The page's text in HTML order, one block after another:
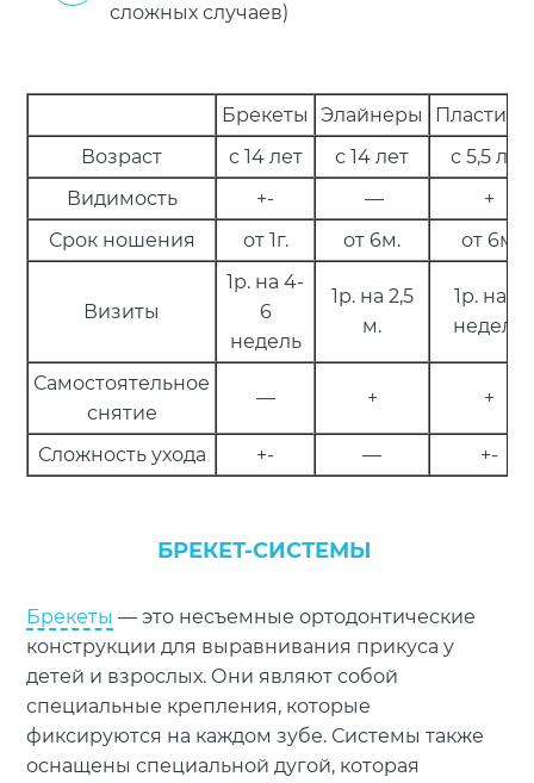
сложных случаев)
Брекеты Элайнеры
Возраст
с 14 лет с 14 лет
с 5,5 лет
Видимость
+- —
+
Срок ношения
от 1г. от 6м. от 6м.
Визиты
1р. на 4-
6
недель
1р. на 2,5
м.
1р. на 4
недели
Самостоятельное
снятие
— + +
Сложность ухода +- — +-
БРЕКЕТ-СИСТЕМЫ
Брекеты — это несъемные ортодонтические
конструкции для выравнивания прикуса у
детей и взрослых. Они являют собой
специальные крепления, которые
фиксируются на каждом зубе. Системы также
оснащены специальной дугой, которая